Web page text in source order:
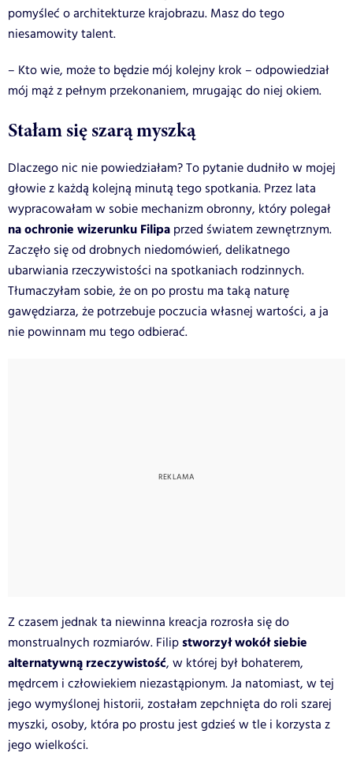
pomyśleć o architekturze krajobrazu. Masz do tego
niesamowity talent.
– Kto wie, może to będzie mój kolejny krok – odpowiedział
mój mąż z pełnym przekonaniem, mrugając do niej okiem.
Stałam się szarą myszką
Dlaczego nic nie powiedziałam? To pytanie dudniło w mojej
głowie z każdą kolejną minutą tego spotkania. Przez lata
wypracowałam w sobie mechanizm obronny, który polegał
na ochronie wizerunku Filipa przed światem zewnętrznym.
Zaczęło się od drobnych niedomówień, delikatnego
ubarwiania rzeczywistości na spotkaniach rodzinnych.
Tłumaczyłam sobie, że on po prostu ma taką naturę
gawędziarza, że potrzebuje poczucia własnej wartości, a ja
nie powinnam mu tego odbierać.
Z czasem jednak ta niewinna kreacja rozrosła się do
monstrualnych rozmiarów. Filipstworzył wokół siebie
alternatywną rzeczywistość, w której był bohaterem,
mędrcem i człowiekiem niezastąpionym. Ja natomiast, w tej
jego wymyślonej historii, zostałam zepchnięta do roli szarej
myszki, osoby, która po prostu jest gdzieś w tle i korzysta z
jego wielkości.